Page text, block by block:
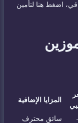
اضغط هنا لتأمين
المزايا الإضافية
سائق محترف